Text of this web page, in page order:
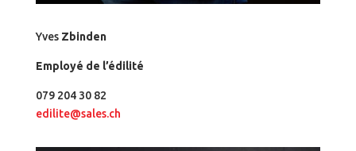
Yves Zbinden
Employé de l’édilité
079 204 30 82
edilite@sales.ch